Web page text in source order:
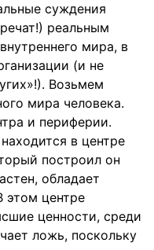
суждения
реальным
мира, в
(и не
Возьмем
мира человека.
и периферии.
в центре
построил он
обладает
этом центре
ценности, среди
ложь, поскольку